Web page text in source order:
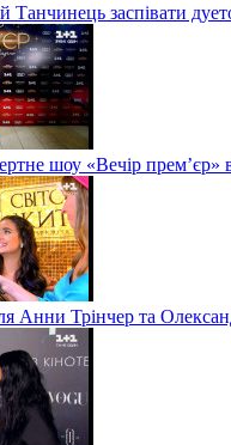
Танчинець заспівати
шоу «Вечір прем’єр»
Анни Трінчер та